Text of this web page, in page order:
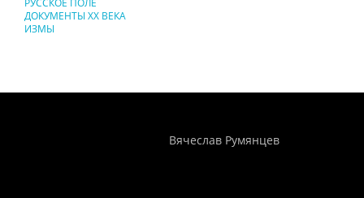
ДОКУМЕНТЫ XX ВЕКА
ИЗМЫ
Вячеслав Румянцев